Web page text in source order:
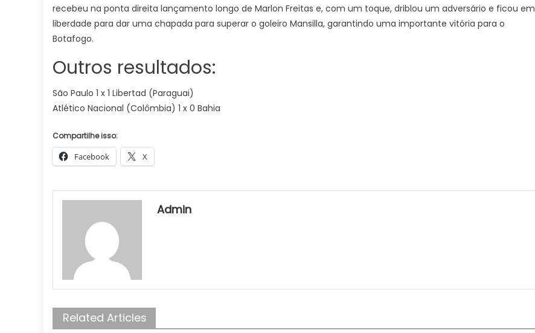
recebeu na ponta direita lançamento longo de Marlon Freitas e, com um toque, driblou um adversário e ficou em
liberdade para dar uma chapada para superar o goleiro Mansilla, garantindo uma importante vitória para o
Botafogo.
Outros resultados:
São Paulo 1 x 1 Libertad (Paraguai)
Atlético Nacional (Colômbia) 1 x 0 Bahia
Compartilhe isso:
Facebook X
Admin
Related Articles